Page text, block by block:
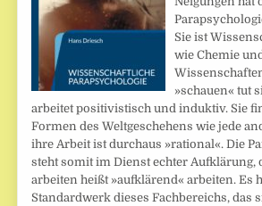
Sie ist
wie Chemie
»schauen« tut
arbeitet positivistisch und induktiv. Sie
Formen des Weltgeschehens wie jede
ihre Arbeit ist durchaus »rational«. Die
steht somit im Dienst echter Aufklärung,
arbeiten heißt »aufklärend« arbeiten. Es
Standardwerk dieses Fachbereichs, das